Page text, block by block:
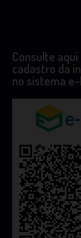
Consulte aqui
cadastro da
no sistema e-